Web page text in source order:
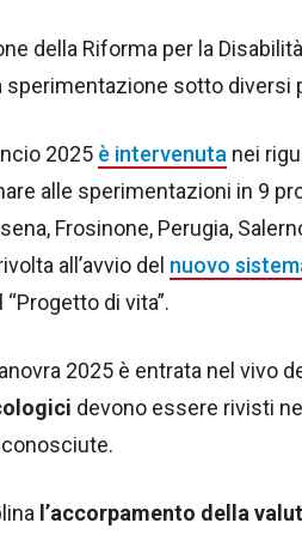
della Riforma per la
sperimentazione sotto diversi
2025 è intervenuta nei
alle sperimentazioni in 9
Frosinone, Perugia,
all’avvio del nuovo
di vita”.
2025 è entrata nel vivo
devono essere rivisti
l’accorpamento della